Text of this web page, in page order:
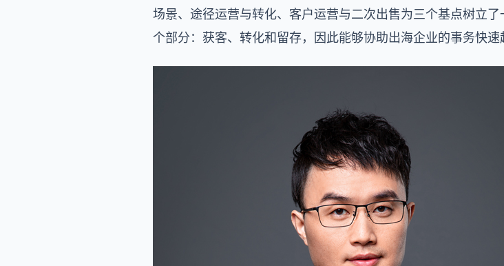
场景、途径运营与转化、客户运营与二次出售为三个基点树立
个部分：获客、转化和留存，因此能够协助出海企业的事务快速